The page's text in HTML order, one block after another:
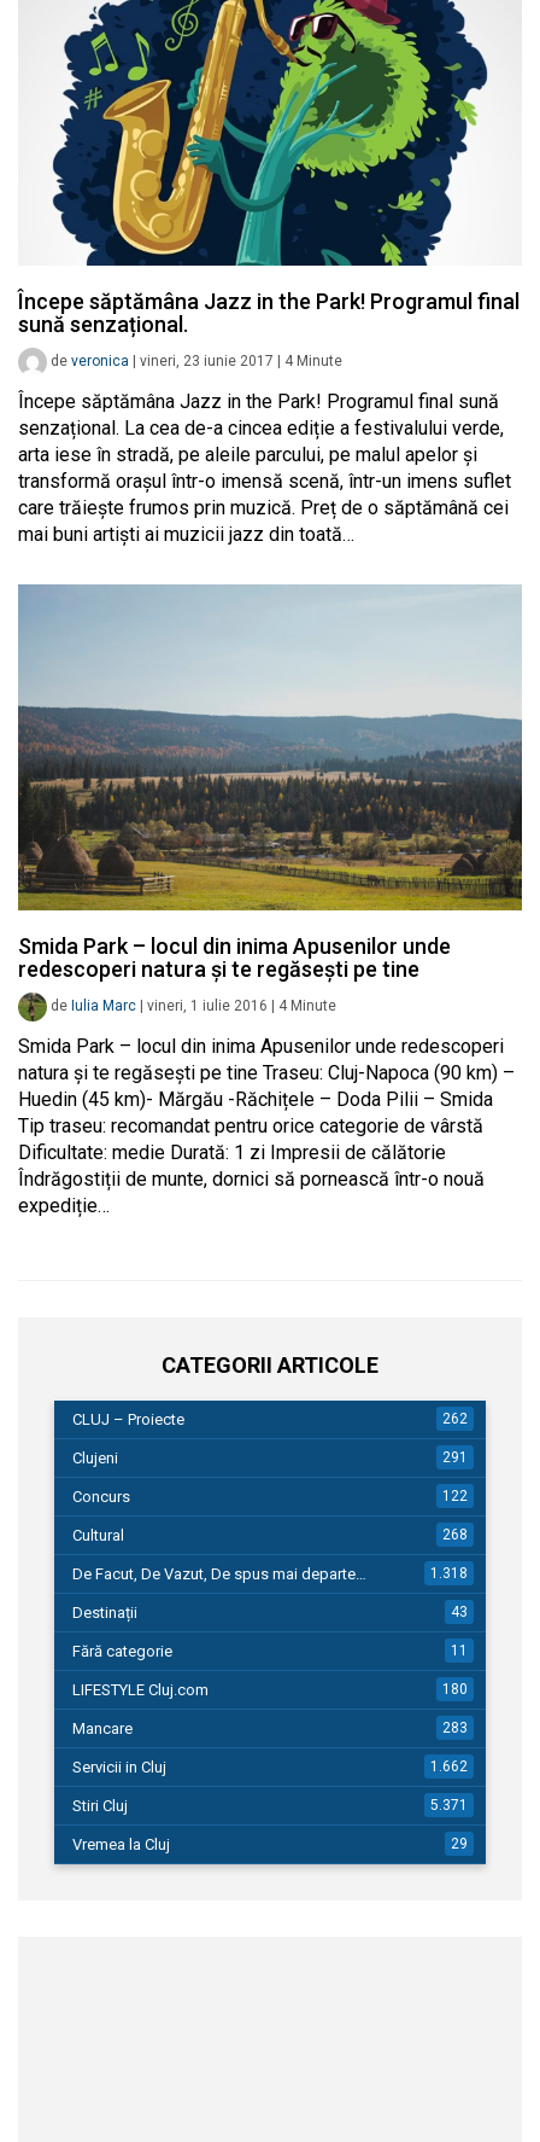
Începe săptămâna Jazz in the Park! Programul final
sună senzațional.
de veronica vineri, 23 iunie 2017 4 Minute
Începe săptămâna Jazz in the Park! Programul final sună
senzațional. La cea de-a cincea ediție a festivalului verde,
arta iese în stradă, pe aleile parcului, pe malul apelor și
transformă orașul într-o imensă scenă, într-un imens suflet
care trăiește frumos prin muzică. Preț de o săptămână cei
mai buni artiști ai muzicii jazz din toată…
Smida Park – locul din inima Apusenilor unde
redescoperi natura și te regăsești pe tine
de Iulia Marc vineri, 1 iulie 2016 4 Minute
Smida Park – locul din inima Apusenilor unde redescoperi
natura și te regăsești pe tine Traseu: Cluj-Napoca (90 km) –
Huedin (45 km)- Mărgău -Răchițele – Doda Pilii – Smida
Tip traseu: recomandat pentru orice categorie de vârstă
Dificultate: medie Durată: 1 zi Impresii de călătorie
Îndrăgostiții de munte, dornici să pornească într-o nouă
expediție…
CATEGORII ARTICOLE
CLUJ – Proiecte 262
Clujeni 291
Concurs 122
Cultural 268
De Facut, De Vazut, De spus mai departe… 1.318
Destinații 43
Fără categorie 11
LIFESTYLE Cluj.com 180
Mancare 283
Servicii in Cluj 1.662
Stiri Cluj 5.371
Vremea la Cluj 29